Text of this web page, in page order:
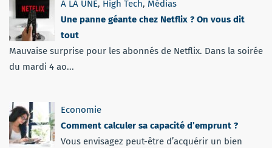
A LA UNE, High Tech, Médias
Une panne géante chez Netflix ? On vous dit
tout
Mauvaise surprise pour les abonnés de Netflix. Dans la soirée
du mardi 4 ao...
Economie
Comment calculer sa capacité d’emprunt ?
Vous envisagez peut-être d’acquérir un bien